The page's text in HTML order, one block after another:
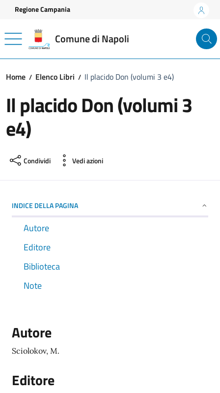
Vai ai contenuti
Vai al footer
Regione Campania
Comune di Napoli
Home Elenco Libri Il placido Don (volumi 3 e4)
Il placido Don (volumi 3
e4)
Condividi Vedi azioni
INDICE DELLA PAGINA
Autore
Editore
Biblioteca
Note
Autore
Sciolokov, M.
Editore